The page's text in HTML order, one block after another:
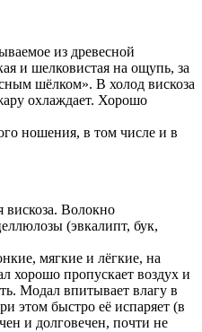
из древесной
и шелковистая на ощупь, за
шёлком». В холод вискоза
охлаждает. Хорошо
ношения, в том числе и в
Волокно
(эвкалипт, бук,
мягкие и лёгкие, на
пропускает воздух и
Модал впитывает влагу в
этом быстро её испаряет (в
и долговечен, почти не